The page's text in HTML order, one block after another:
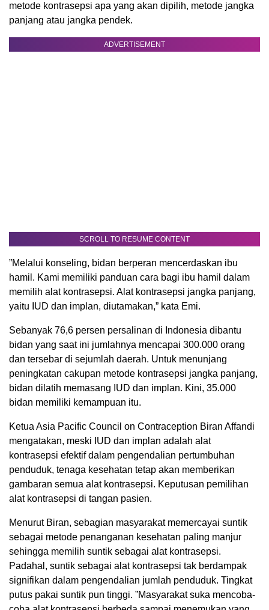
metode kontrasepsi apa yang akan dipilih, metode jangka
panjang atau jangka pendek.
ADVERTISEMENT
SCROLL TO RESUME CONTENT
”Melalui konseling, bidan berperan mencerdaskan ibu
hamil. Kami memiliki panduan cara bagi ibu hamil dalam
memilih alat kontrasepsi. Alat kontrasepsi jangka panjang,
yaitu IUD dan implan, diutamakan,” kata Emi.
Sebanyak 76,6 persen persalinan di Indonesia dibantu
bidan yang saat ini jumlahnya mencapai 300.000 orang
dan tersebar di sejumlah daerah. Untuk menunjang
peningkatan cakupan metode kontrasepsi jangka panjang,
bidan dilatih memasang IUD dan implan. Kini, 35.000
bidan memiliki kemampuan itu.
Ketua Asia Pacific Council on Contraception Biran Affandi
mengatakan, meski IUD dan implan adalah alat
kontrasepsi efektif dalam pengendalian pertumbuhan
penduduk, tenaga kesehatan tetap akan memberikan
gambaran semua alat kontrasepsi. Keputusan pemilihan
alat kontrasepsi di tangan pasien.
Menurut Biran, sebagian masyarakat memercayai suntik
sebagai metode penanganan kesehatan paling manjur
sehingga memilih suntik sebagai alat kontrasepsi.
Padahal, suntik sebagai alat kontrasepsi tak berdampak
signifikan dalam pengendalian jumlah penduduk. Tingkat
putus pakai suntik pun tinggi. ”Masyarakat suka mencoba-